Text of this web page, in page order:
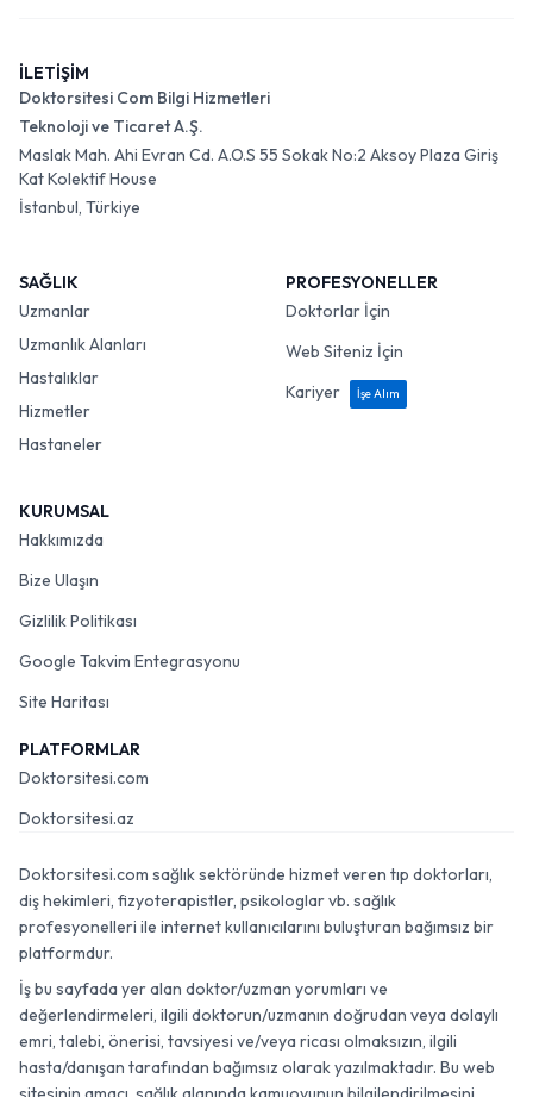
İLETİŞİM
Doktorsitesi Com Bilgi Hizmetleri
Teknoloji ve Ticaret A.Ş.
Maslak Mah. Ahi Evran Cd. A.O.S 55 Sokak No:2 Aksoy Plaza Giriş
Kat Kolektif House
İstanbul, Türkiye
SAĞLIK
Uzmanlar
Uzmanlık Alanları
Hastalıklar
Hizmetler
Hastaneler
PROFESYONELLER
Doktorlar İçin
Web Siteniz İçin
Kariyer
İşe Alım
KURUMSAL
Hakkımızda
Bize Ulaşın
Gizlilik Politikası
Google Takvim Entegrasyonu
Site Haritası
PLATFORMLAR
Doktorsitesi.com
Doktorsitesi.az
Doktorsitesi.com sağlık sektöründe hizmet veren tıp doktorları,
diş hekimleri, fizyoterapistler, psikologlar vb. sağlık
profesyonelleri ile internet kullanıcılarını buluşturan bağımsız bir
platformdur.
İş bu sayfada yer alan doktor/uzman yorumları ve
değerlendirmeleri, ilgili doktorun/uzmanın doğrudan veya dolaylı
emri, talebi, önerisi, tavsiyesi ve/veya ricası olmaksızın, ilgili
hasta/danışan tarafından bağımsız olarak yazılmaktadır. Bu web